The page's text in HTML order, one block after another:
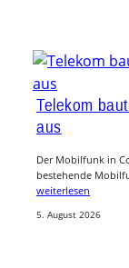
Telekom
aus
Der Mobilfunk in
bestehende
weiterlesen
5. August 2026